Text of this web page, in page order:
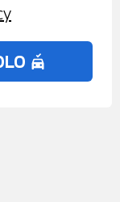
DI
A
TRE
-
no_crash